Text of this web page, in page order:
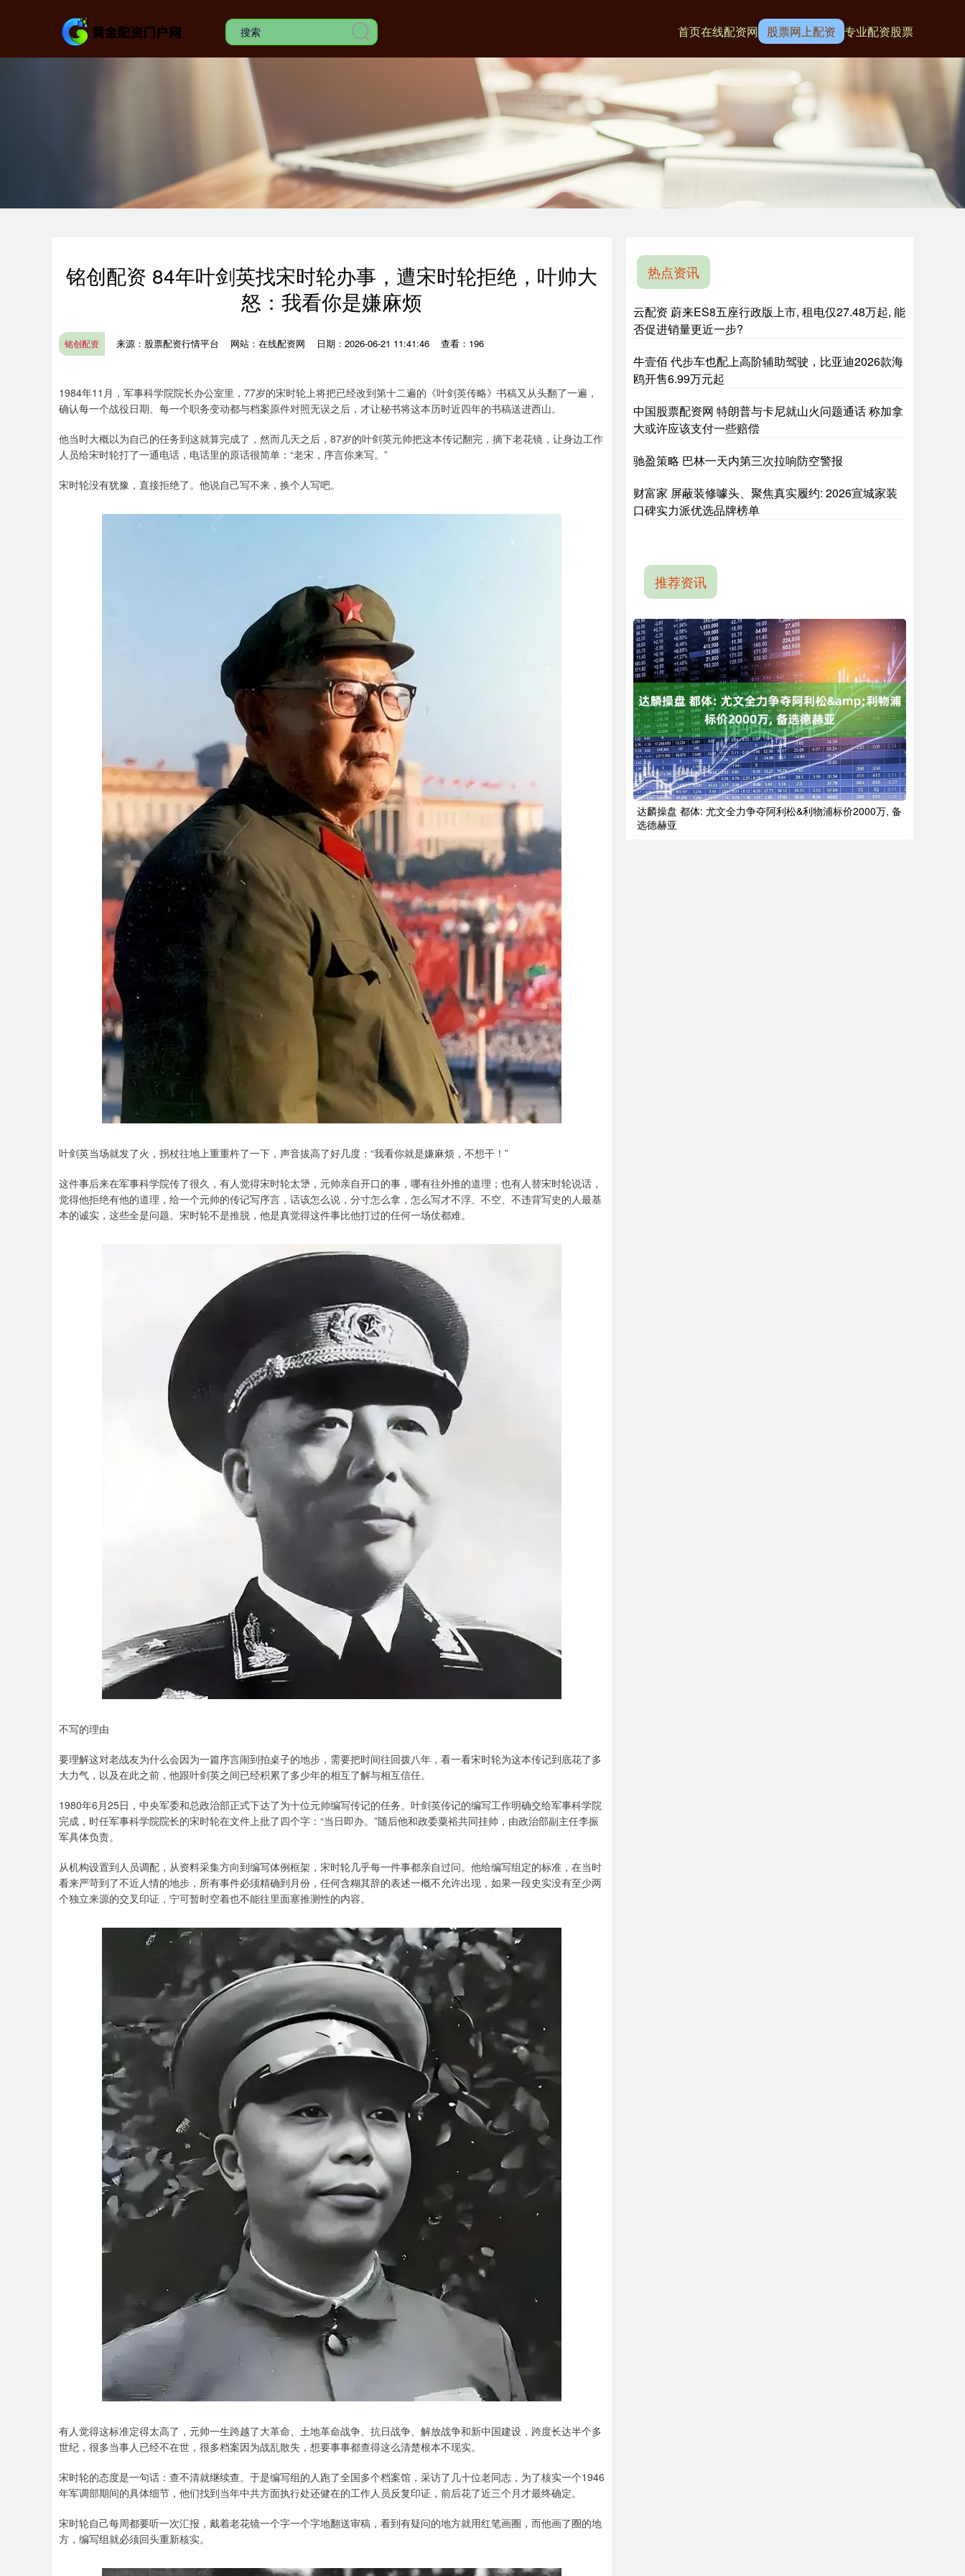
首页在线配资网 股票网上配资 专业配资股票
铭创配资 84年叶剑英找宋时轮办事，遭宋时轮拒绝，叶帅大
怒：我看你是嫌麻烦
铭创配资 来源：股票配资行情平台 网站：在线配资网 日期：2026-06-21 11:41:46 查看：196
1984年11月，军事科学院院长办公室里，77岁的宋时轮上将把已经改到第十二遍的《叶剑英传略》书稿又从头翻了一遍，
确认每一个战役日期、每一个职务变动都与档案原件对照无误之后，才让秘书将这本历时近四年的书稿送进西山。
他当时大概以为自己的任务到这就算完成了，然而几天之后，87岁的叶剑英元帅把这本传记翻完，摘下老花镜，让身边工作
人员给宋时轮打了一通电话，电话里的原话很简单：“老宋，序言你来写。”
宋时轮没有犹豫，直接拒绝了。他说自己写不来，换个人写吧。
叶剑英当场就发了火，拐杖往地上重重杵了一下，声音拔高了好几度：“我看你就是嫌麻烦，不想干！”
这件事后来在军事科学院传了很久，有人觉得宋时轮太犟，元帅亲自开口的事，哪有往外推的道理；也有人替宋时轮说话，
觉得他拒绝有他的道理，给一个元帅的传记写序言，话该怎么说，分寸怎么拿，怎么写才不浮、不空、不违背写史的人最基
本的诚实，这些全是问题。宋时轮不是推脱，他是真觉得这件事比他打过的任何一场仗都难。
不写的理由
要理解这对老战友为什么会因为一篇序言闹到拍桌子的地步，需要把时间往回拨八年，看一看宋时轮为这本传记到底花了多
大力气，以及在此之前，他跟叶剑英之间已经积累了多少年的相互了解与相互信任。
1980年6月25日，中央军委和总政治部正式下达了为十位元帅编写传记的任务。叶剑英传记的编写工作明确交给军事科学院
完成，时任军事科学院院长的宋时轮在文件上批了四个字：“当日即办。”随后他和政委粟裕共同挂帅，由政治部副主任李振
军具体负责。
从机构设置到人员调配，从资料采集方向到编写体例框架，宋时轮几乎每一件事都亲自过问。他给编写组定的标准，在当时
看来严苛到了不近人情的地步，所有事件必须精确到月份，任何含糊其辞的表述一概不允许出现，如果一段史实没有至少两
个独立来源的交叉印证，宁可暂时空着也不能往里面塞推测性的内容。
有人觉得这标准定得太高了，元帅一生跨越了大革命、土地革命战争、抗日战争、解放战争和新中国建设，跨度长达半个多
世纪，很多当事人已经不在世，很多档案因为战乱散失，想要事事都查得这么清楚根本不现实。
宋时轮的态度是一句话：查不清就继续查。于是编写组的人跑了全国多个档案馆，采访了几十位老同志，为了核实一个1946
年军调部期间的具体细节，他们找到当年中共方面执行处还健在的工作人员反复印证，前后花了近三个月才最终确定。
宋时轮自己每周都要听一次汇报，戴着老花镜一个字一个字地翻送审稿，看到有疑问的地方就用红笔画圈，而他画了圈的地
方，编写组就必须回头重新核实。
热点资讯
云配资 蔚来ES8五座行政版上市, 租电仅27.48万起, 能
否促进销量更近一步?
牛壹佰 代步车也配上高阶辅助驾驶，比亚迪2026款海
鸥开售6.99万元起
中国股票配资网 特朗普与卡尼就山火问题通话 称加拿
大或许应该支付一些赔偿
驰盈策略 巴林一天内第三次拉响防空警报
财富家 屏蔽装修噱头、聚焦真实履约: 2026宣城家装
口碑实力派优选品牌榜单
推荐资讯
达麟操盘 都体: 尤文全力争夺阿利松&利物浦标价2000万, 备
选德赫亚